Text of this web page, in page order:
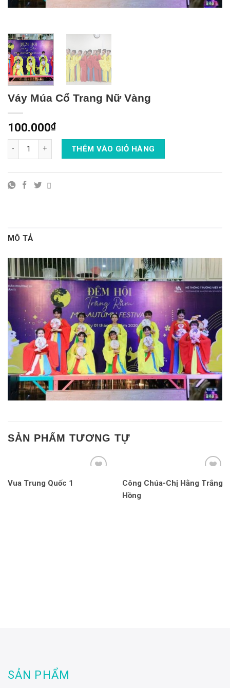
Váy Múa Cổ Trang Nữ Vàng
100.000₫
Váy Múa Cổ Trang Nữ Vàng số lượng
THÊM VÀO GIỎ HÀNG
MÔ TẢ
SẢN PHẨM TƯƠNG TỰ
Vua Trung Quốc 1
Công Chúa-Chị Hằng Trắng
Hồng
SẢN PHẨM